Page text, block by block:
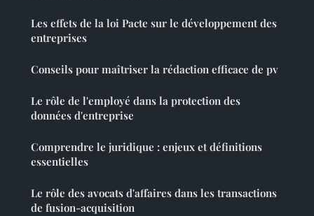
Les effets de la loi Pacte sur le développement des
entreprises
Conseils pour maîtriser la rédaction efficace de pv
Le rôle de l'employé dans la protection des
données d'entreprise
Comprendre le juridique : enjeux et définitions
essentielles
Le rôle des avocats d'affaires dans les transactions
de fusion-acquisition